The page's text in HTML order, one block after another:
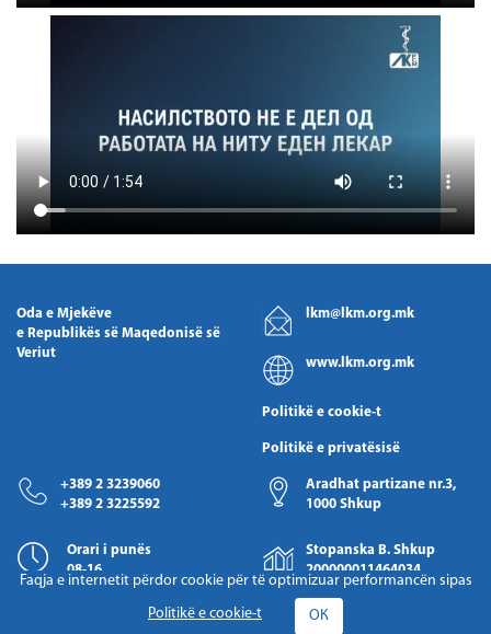
Oda e Mjekëve
e Republikës së Maqedonisë së
Veriut
lkm@lkm.org.mk
www.lkm.org.mk
Politikë e cookie-t
Politikë e privatësisë
+389 2 3239060
+389 2 3225592
Aradhat partizane nr.3,
1000 Shkup
Orari i punës
08-16
Stopanska B. Shkup
200000011464034
Faqja e internetit përdor cookie për të optimizuar performancën sipas
Politikë e cookie-t
ОК